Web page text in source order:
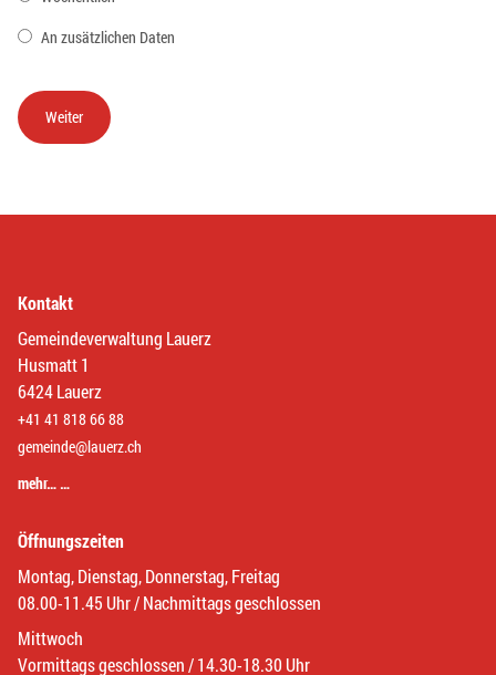
An zusätzlichen Daten
Kontakt
Gemeindeverwaltung Lauerz
Husmatt 1
6424 Lauerz
+41 41 818 66 88
gemeinde@lauerz.ch
mehr… …
Öffnungszeiten
Montag, Dienstag, Donnerstag, Freitag
08.00-11.45 Uhr / Nachmittags geschlossen
Mittwoch
Vormittags geschlossen / 14.30-18.30 Uhr